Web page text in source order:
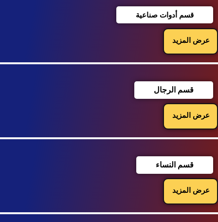
قسم أدوات صناعية
عرض المزيد
قسم الرجال
عرض المزيد
قسم النساء
عرض المزيد